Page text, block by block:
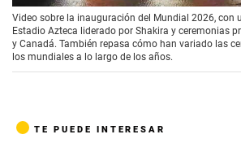
Video sobre la inauguración del Mundial 2026, con
Estadio Azteca liderado por Shakira y ceremonias
y Canadá. También repasa cómo han variado las
los mundiales a lo largo de los años.
TE PUEDE INTERESAR